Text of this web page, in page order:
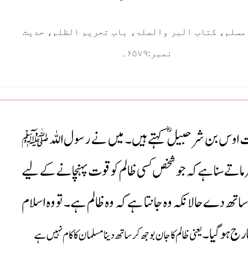
مسلم، کتاب البر والصلۃ، باب تحریم الظلم، حدیث
نمبر:۶۵۷۹۔
بن شرحبیلؓ کہتے ہیں۔ میں نے رسول اللہ ﷺ
سنا ہے کہ جو شخص کسی ظالم کو قوت پہنچانے کے لیے
دے حالانکہ وہ جانتا ہے کہ وہ ظالم ہے۔ تو وہ اسلام
ہوگیا۔یعنی ظالم کا جان بوجھ کر ساتھ دینا مسلمان کا کام نہیں ہے